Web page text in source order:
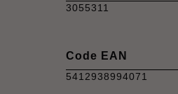
3055311
Code EAN
5412938994071